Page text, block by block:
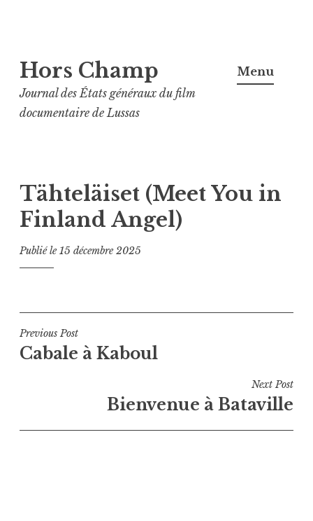
au
contenu
principal
Hors Champ
Journal des États généraux du film
documentaire de Lussas
Menu
Tähteläiset (Meet You in
Finland Angel)
Publié le15 décembre 2025
Navigation
de
Previous Post
Cabale à Kaboul
Next Post
Bienvenue à Bataville